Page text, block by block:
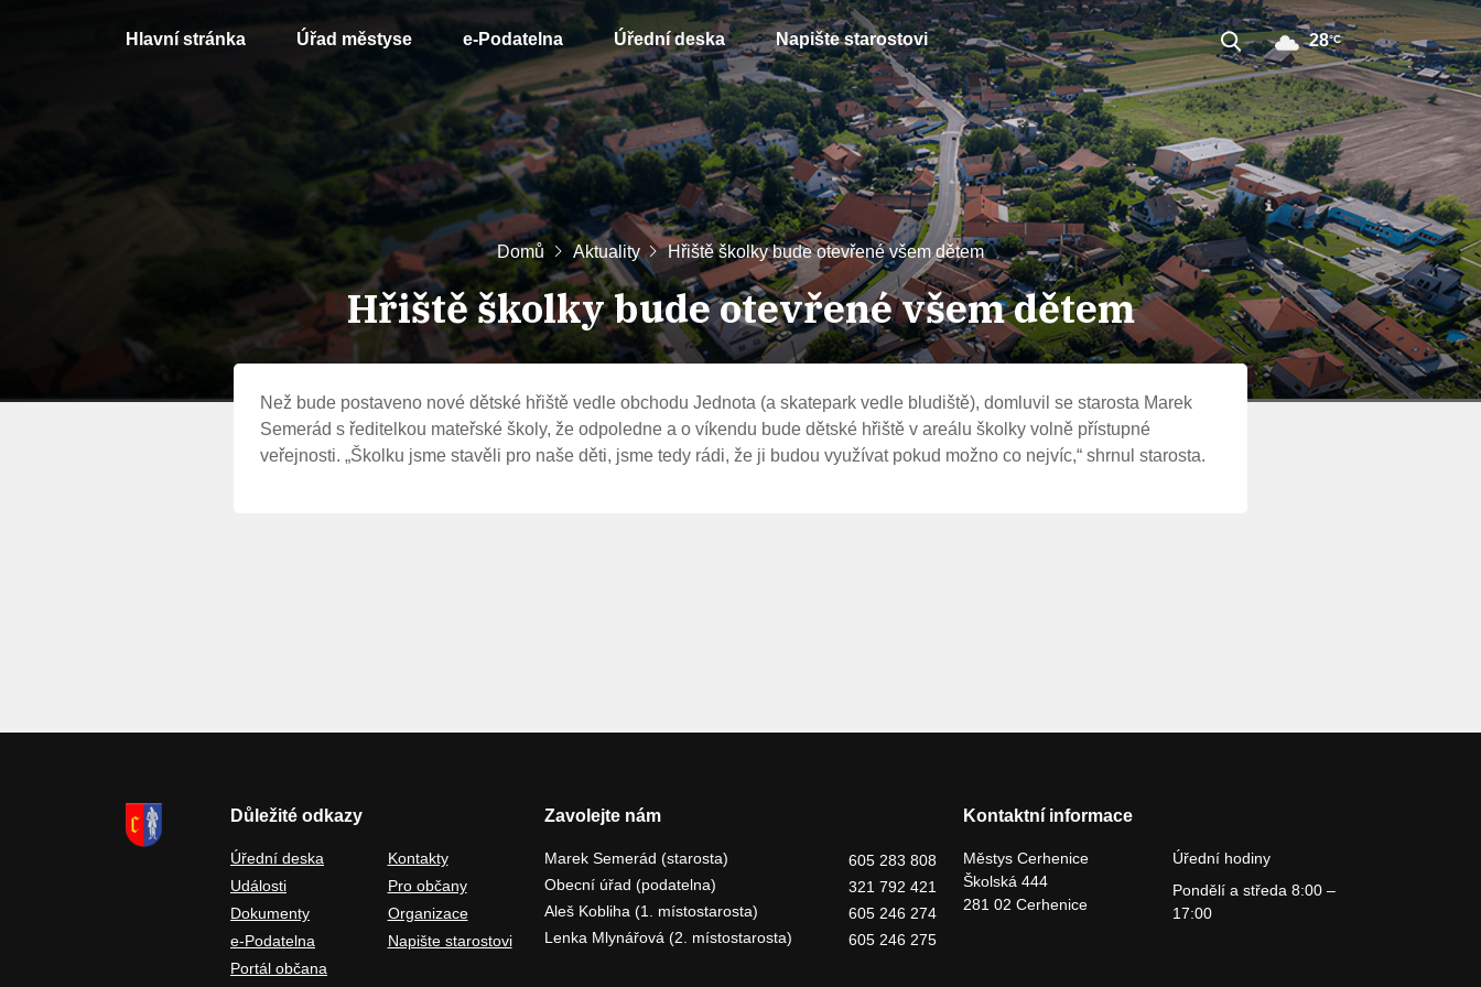
Hlavní stránka Úřad městyse e-Podatelna Úřední deska Napište starostovi 28°C
Domů Aktuality Hřiště školky bude otevřené všem dětem
Hřiště školky bude otevřené všem dětem
Než bude postaveno nové dětské hřiště vedle obchodu Jednota (a skatepark vedle bludiště), domluvil se starosta Marek
Semerád s ředitelkou mateřské školy, že odpoledne a o víkendu bude dětské hřiště v areálu školky volně přístupné
veřejnosti. „Školku jsme stavěli pro naše děti, jsme tedy rádi, že ji budou využívat pokud možno co nejvíc,“ shrnul starosta.
Důležité odkazy
Úřední deska
Události
Dokumenty
e-Podatelna
Portál občana
Kontakty
Pro občany
Organizace
Napište starostovi
Zavolejte nám
Marek Semerád (starosta)
605 283 808
Obecní úřad (podatelna)
321 792 421
Aleš Kobliha (1. místostarosta)
605 246 274
Lenka Mlynářová (2. místostarosta)
605 246 275
Kontaktní informace
Městys Cerhenice
Školská 444
281 02 Cerhenice
Úřední hodiny
Pondělí a středa 8:00 –
17:00